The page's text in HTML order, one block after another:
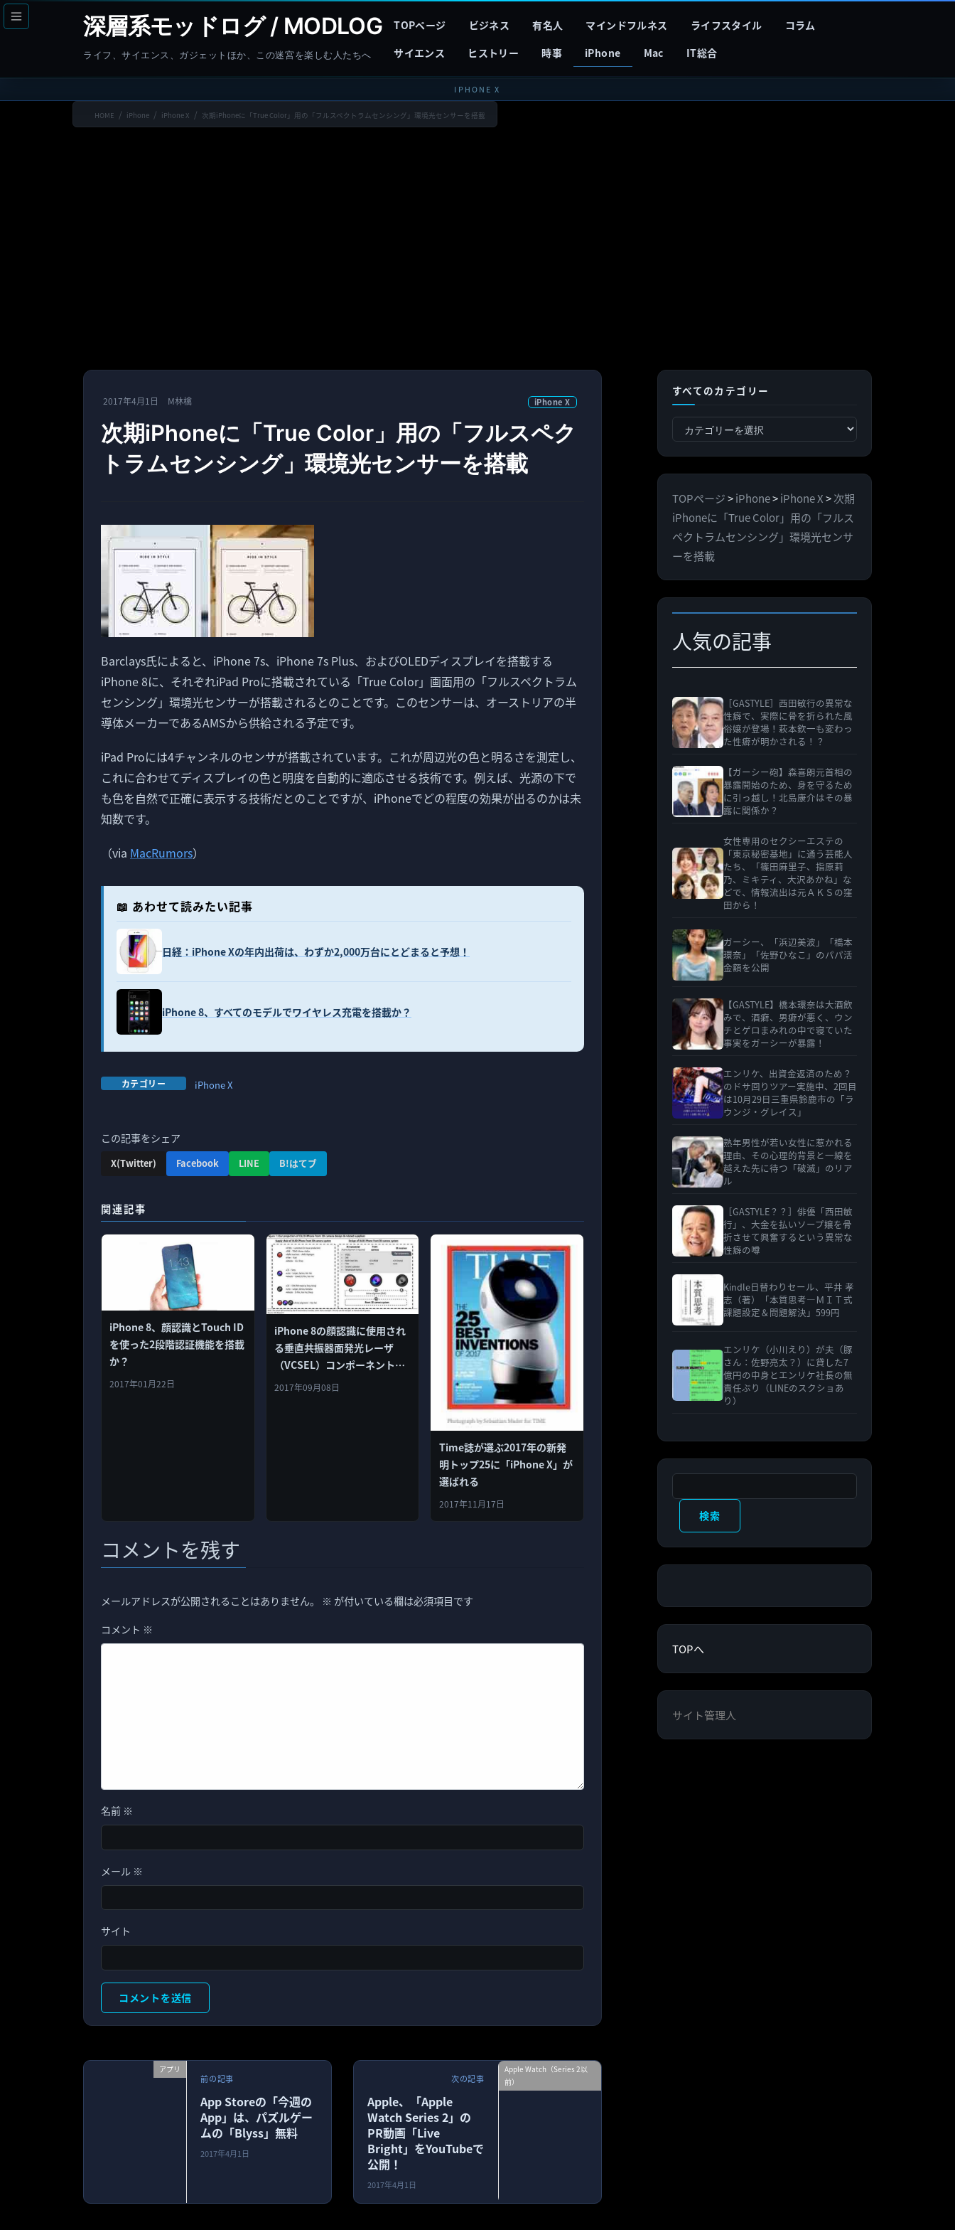
コ
ン
へ
ナ
ビ
ョ
深層系モッドログ / MODLOG
ライフ、サイエンス、ガジェットほか、この迷宮を楽しむ人たちへ
TOPページ ビジネス 有名人 マインドフルネス ライフスタイル
コラム
サイエンス
ヒストリー 時事 iPhone Mac IT総合
IPHONE X
HOME iPhone iPhone X 次期iPhoneに「True Color」用の「フルスペクトラムセンシング」環境光センサーを搭載
2017年4月1日 M林檎 iPhone X
次期iPhoneに「True Color」用の「フルスペク
トラムセンシング」環境光センサーを搭載
Barclays氏によると、iPhone 7s、iPhone 7s Plus、およびOLEDディスプレイを搭載する
iPhone 8に、それぞれiPad Proに搭載されている「True Color」画面用の「フルスペクトラム
センシング」環境光センサーが搭載されるとのことです。このセンサーは、オーストリアの半
導体メーカーであるAMSから供給される予定です。
iPad Proには4チャンネルのセンサが搭載されています。これが周辺光の色と明るさを測定し、
これに合わせてディスプレイの色と明度を自動的に適応させる技術です。例えば、光源の下で
も色を自然で正確に表示する技術だとのことですが、iPhoneでどの程度の効果が出るのかは未
知数です。
（via MacRumors）
📖 あわせて読みたい記事
日経：iPhone Xの年内出荷は、わずか2,000万台にとどまると予想！
iPhone 8、すべてのモデルでワイヤレス充電を搭載か？
カテゴリー iPhone X
この記事をシェア
X(Twitter) Facebook LINE B!はてブ
関連記事
iPhone 8、顔認識とTouch ID
を使った2段階認証機能を搭載
か？
2017年01月22日
iPhone 8の顔認識に使用され
る垂直共振器面発光レーザ
（VCSEL）コンポーネントメ
ーカーのFinisarに出荷の遅れ
2017年09月08日
Time誌が選ぶ2017年の新発
明トップ25に「iPhone X」が
選ばれる
2017年11月17日
コメントを残す
メールアドレスが公開されることはありません。 ※ が付いている欄は必須項目です
コメント ※
名前 ※
メール ※
サイト
アプリ
前の記事
App Storeの「今週の
App」は、パズルゲー
ムの「Blyss」無料
2017年4月1日
Apple Watch（Series 2以
前）
次の記事
Apple、「Apple
Watch Series 2」の
PR動画「Live
Bright」をYouTubeで
公開！
2017年4月1日
すべてのカテゴリー
べ
カ
テ
ゴ
リ
ー
TOPページ>iPhone>iPhone X>次期
iPhoneに「True Color」用の「フルス
ペクトラムセンシング」環境光センサ
ーを搭載
人気の記事
［GASTYLE］西田敏行の異常な
性癖で、実際に骨を折られた風
俗嬢が登場！萩本欽一も変わっ
た性癖が明かされる！？
【ガーシー砲】森喜朗元首相の
暴露開始のため、身を守るため
に引っ越し！北島康介はその暴
露に関係か？
女性専用のセクシーエステの
「東京秘密基地」に通う芸能人
たち、「篠田麻里子、指原莉
乃、ミキティ、大沢あかね」な
どで、情報流出は元ＡＫＳの窪
田から！
ガーシー、「浜辺美波」「橋本
環奈」「佐野ひなこ」のパパ活
金額を公開
【GASTYLE】橋本環奈は大酒飲
みで、酒癖、男癖が悪く、ウン
チとゲロまみれの中で寝ていた
事実をガーシーが暴露！
エンリケ、出資金返済のため？
のドサ回りツアー実施中、2回目
は10月29日三重県鈴鹿市の「ラ
ウンジ・グレイス」
熟年男性が若い女性に惹かれる
理由、その心理的背景と一線を
越えた先に待つ「破滅」のリア
ル
［GASTYLE？？］俳優「西田敏
行」、大金を払いソープ嬢を骨
折させて興奮するという異常な
性癖の噂
Kindle日替わりセール、平井 孝
志（著）「本質思考―ＭＩＴ式
課題設定＆問題解決」599円
エンリケ（小川えり）が夫（豚
さん：佐野亮太？）に貸した7
億円の中身とエンリケ社長の無
責任ぶり（LINEのスクショあ
り）
検索
TOPへ
サイト管理人